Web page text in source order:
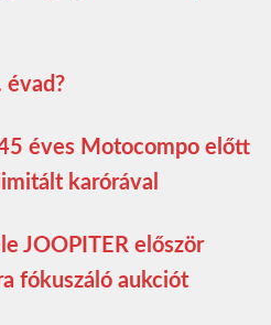
évad?
éves Motocompo előtt
karórával
JOOPITER először
fókuszáló aukciót